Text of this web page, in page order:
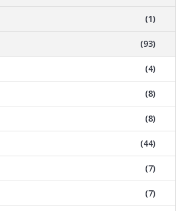
(1)
(93)
(4)
(8)
(8)
(44)
(7)
(7)